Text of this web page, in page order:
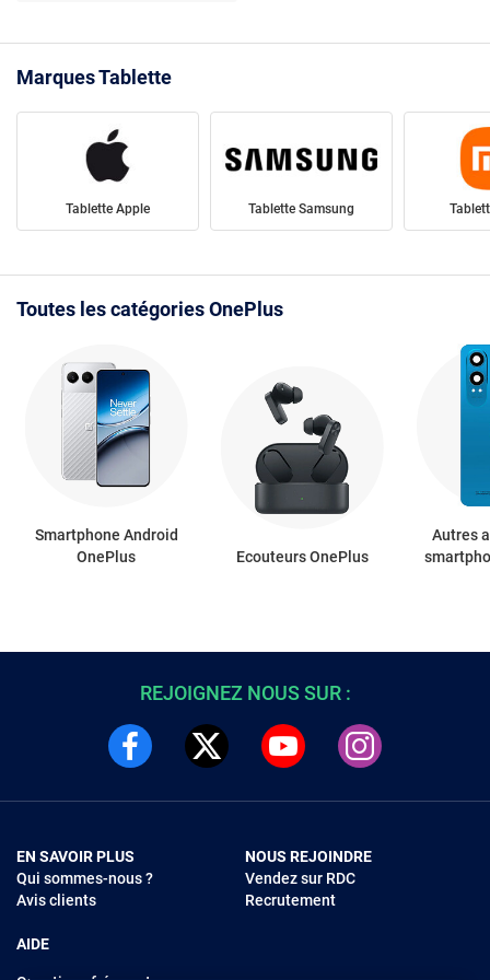
Marques Tablette
Tablette Apple Tablette Samsung
Toutes les catégories OnePlus
Smartphone Android
OnePlus
Ecouteurs OnePlus
Autres
REJOIGNEZ NOUS SUR :
EN SAVOIR PLUS
Qui sommes-nous ?
Avis clients
AIDE
NOUS REJOINDRE
Vendez sur RDC
Recrutement